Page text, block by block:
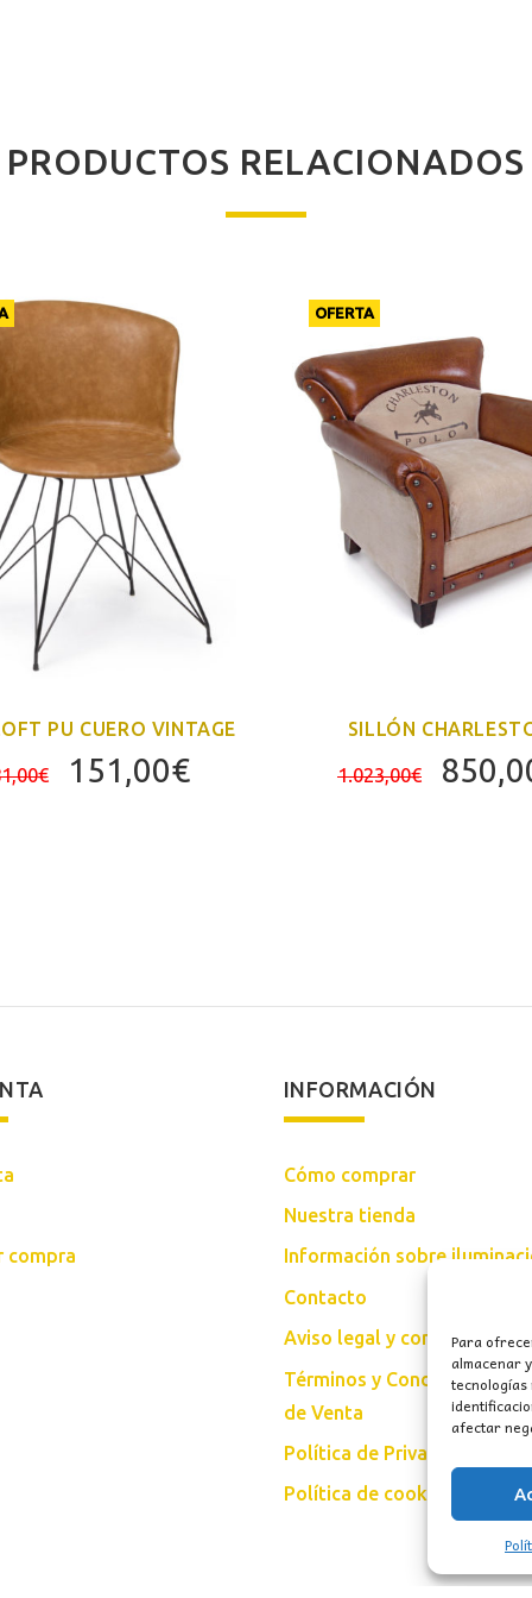
Para
almacenar
afectar
PRODUCTOS RELACIONADOS
PU CUERO VINTAGE
€
El
151,00€El
OFERTA
SILLÓN
1.023,00€
El
compra
INFORMACIÓN
Cómo comprar
Nuestra tienda
Información sobre
Contacto
Aviso legal y condiciones
Términos y Condiciones
de Venta
Política de Privacidad
Política de cookies (UE)